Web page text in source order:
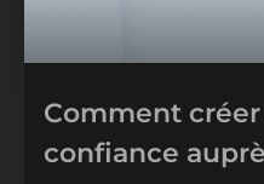
Comment
confiance